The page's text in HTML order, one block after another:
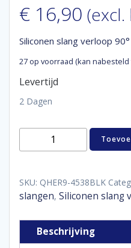
€ 16,90 (excl.
Siliconen slang verloop
27 op voorraad (kan
Levertijd
2 Dagen
Siliconen
45
-
mm
aantal
SKU: QHER9-4538BLK
slangen, Siliconen slang
Beschrijving